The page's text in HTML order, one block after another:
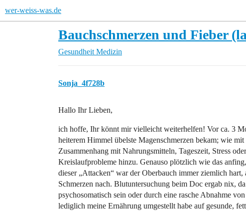
wer-weiss-was.de
Bauchschmerzen und Fieber
Gesundheit Medizin
Sonja_4f728b
Hallo Ihr Lieben,
ich hoffe, Ihr könnt mir vielleicht weiterhelfen! Vor ca. 3
heiterem Himmel übelste Magenschmerzen bekam; wie
Zusammenhang mit Nahrungsmitteln, Tageszeit, Stress
Kreislaufprobleme hinzu. Genauso plötzlich wie das
dieser „Attacken“ war der Oberbauch immer ziemlich
Schmerzen nach. Blutuntersuchung beim Doc ergab nix,
psychosomatisch sein oder durch eine rasche Abnahme
lediglich meine Ernährung umgestellt habe auf gesunde,